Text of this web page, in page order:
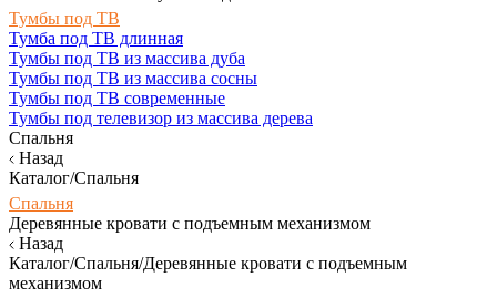
Тумбы под ТВ
Тумба под ТВ длинная
Тумбы под ТВ из массива дуба
Тумбы под ТВ из массива сосны
Тумбы под ТВ современные
Тумбы под телевизор из массива дерева
Спальня
Назад
Каталог/Спальня
Спальня
Деревянные кровати с подъемным механизмом
Назад
Каталог/Спальня/Деревянные кровати с подъемным
механизмом